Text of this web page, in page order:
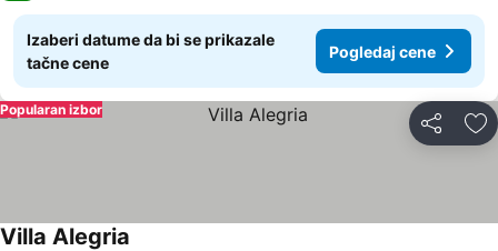
Izaberi datume da bi se prikazale
tačne cene
Pogledaj cene
Deli
Popularan izbor
Villa Alegria